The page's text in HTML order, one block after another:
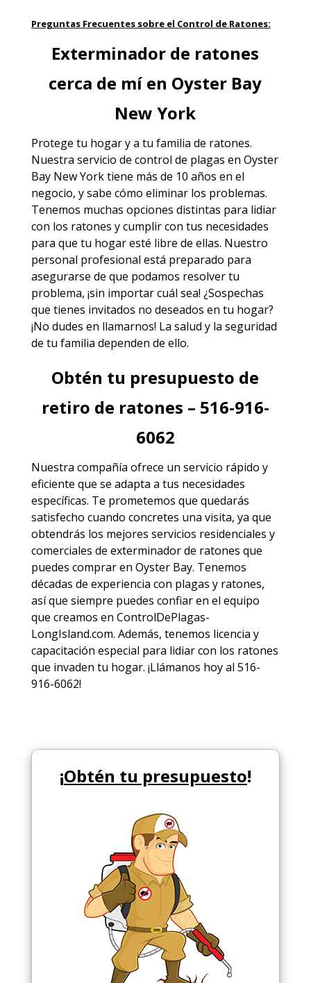
Preguntas Frecuentes sobre el Control de Ratones:
Exterminador de ratones
cerca de mí en Oyster Bay
New York
Protege tu hogar y a tu familia de ratones.
Nuestra servicio de control de plagas en Oyster
Bay New Yorktiene más de 10 años en el
negocio, y sabe cómo eliminar los problemas.
Tenemos muchas opciones distintas para lidiar
con los ratones y cumplir con tus necesidades
para que tu hogar esté libre de ellas. Nuestro
personal profesional está preparado para
asegurarse de que podamos resolver tu
problema, ¡sin importar cuál sea! ¿Sospechas
que tienes invitados no deseados en tu hogar?
¡No dudes en llamarnos! La salud y la seguridad
de tu familia dependen de ello.
Obtén tu presupuesto de
retiro de ratones – 516-916-
6062
Nuestra compañía ofrece un servicio rápido y
eficiente que se adapta a tus necesidades
específicas. Te prometemos que quedarás
satisfecho cuando concretes una visita, ya que
obtendrás los mejores servicios residenciales y
comerciales de exterminador de ratones que
puedes comprar en Oyster Bay. Tenemos
décadas de experiencia con plagas y ratones,
así que siempre puedes confiar en el equipo
que creamos en ControlDePlagas-
LongIsland.com. Además, tenemos licencia y
capacitación especial para lidiar con los ratones
que invaden tu hogar. ¡Llámanos hoy al 516-
916-6062!
¡Obtén tu presupuesto!